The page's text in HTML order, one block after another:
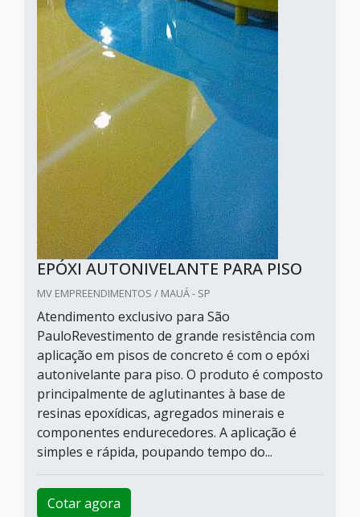
EPÓXI AUTONIVELANTE PARA PISO
MV EMPREENDIMENTOS / MAUÁ - SP
Atendimento exclusivo para São
PauloRevestimento de grande resistência com
aplicação em pisos de concreto é com o epóxi
autonivelante para piso. O produto é composto
principalmente de aglutinantes à base de
resinas epoxídicas, agregados minerais e
componentes endurecedores. A aplicação é
simples e rápida, poupando tempo do...
Cotar agora